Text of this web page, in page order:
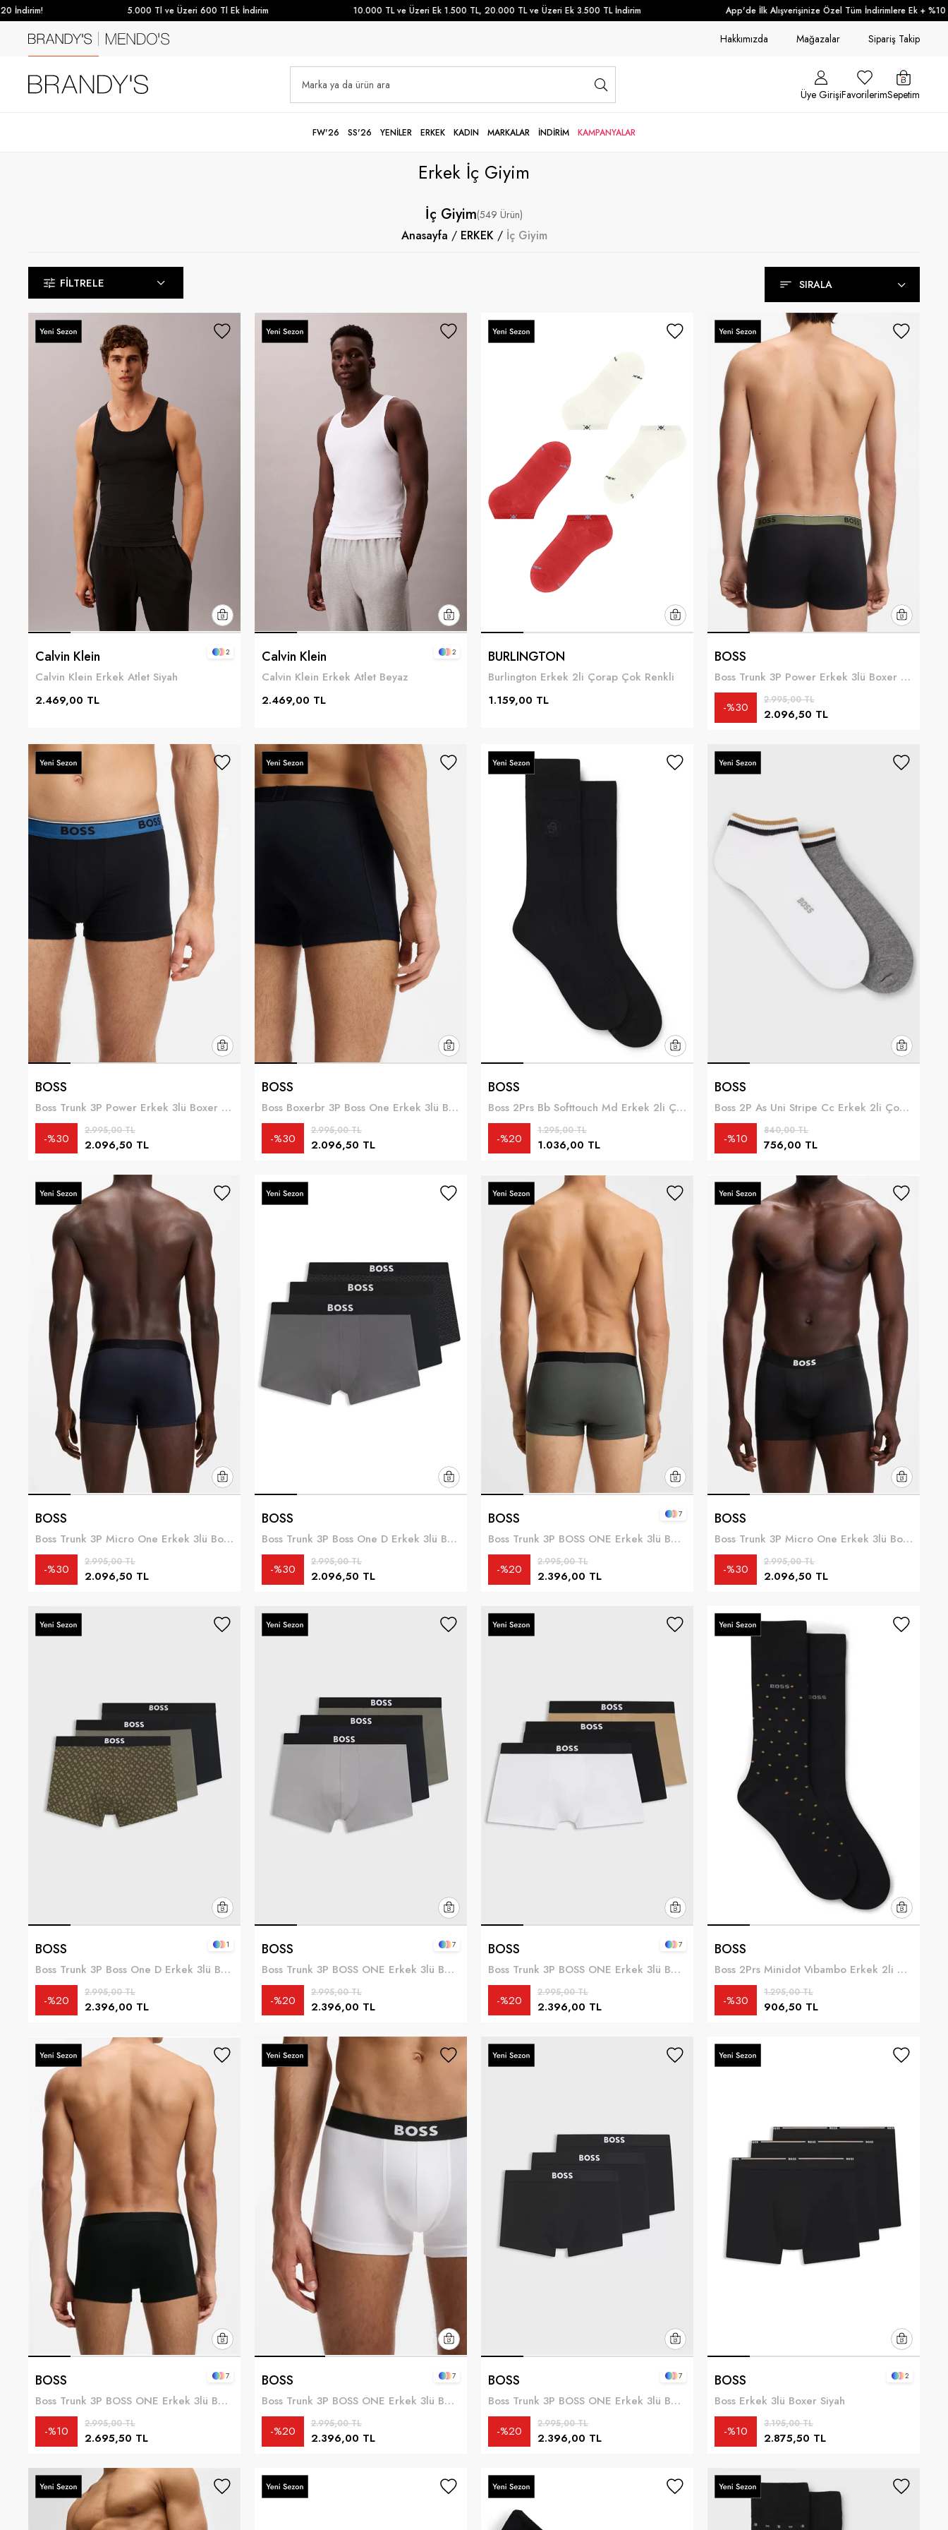
5.000 Tl ve Üzeri 600 Tl Ek İndirim 10.000 TL ve Üzeri Ek 1.500 TL, 20.000 TL ve Üzeri Ek 3.500 TL İndirim App'de İlk Alışverişinize Özel Tüm İndirimlere Ek + %10 İndirim!
Hakkımızda Mağazalar Sipariş Takip
Üye GirişiFavorilerimSepetim
FW'26 SS'26 YENİLER ERKEK KADIN MARKALAR İNDİRİM KAMPANYALAR
Erkek İç Giyim
İç Giyim 549
Anasayfa ERKEK İç Giyim
FILTRELE SIRALA
Sırala
Artan Fiyat
Yeni Gelenler
En Çok Satanlar
İndirim Oranına Göre
İndirim Oranına Göre (Artan)
Calvin Klein
Calvin Klein Erkek Atlet Siyah
2.469,00 TL
2 Calvin Klein
Calvin Klein Erkek Atlet Beyaz
2.469,00 TL
2 BURLINGTON
Burlington Erkek 2li Çorap Çok Renkli
1.159,00 TL
BOSS
Boss Trunk 3P Power Erkek 3lü Boxer Siyah
2.096,50 TL
2.995,00 TL
%30
BOSS
Boss Trunk 3P Power Erkek 3lü Boxer Siyah
2.096,50 TL
2.995,00 TL
%30
BOSS
Boss Boxerbr 3P Boss One Erkek 3lü Boxer Çok Renkli
2.096,50 TL
2.995,00 TL
%30
BOSS
Boss 2Prs Bb Softtouch Md Erkek 2li Çorap Siyah
1.036,00 TL
1.295,00 TL
%20
BOSS
Boss 2P As Uni Stripe Cc Erkek 2li Çorap Gümüş
756,00 TL
840,00 TL
%10
BOSS
Boss Trunk 3P Micro One Erkek 3lü Boxer Çok Renkli
2.096,50 TL
2.995,00 TL
%30
BOSS
Boss Trunk 3P Boss One D Erkek 3lü Boxer
2.096,50 TL
2.995,00 TL
%30
BOSS
Boss Trunk 3P BOSS ONE Erkek 3lü Boxer Siyah
2.396,00 TL
2.995,00 TL
%20
7 BOSS
Boss Trunk 3P Micro One Erkek 3lü Boxer Siyah
2.096,50 TL
2.995,00 TL
%30
BOSS
Boss Trunk 3P Boss One D Erkek 3lü Boxer Çok Renkli
2.396,00 TL
2.995,00 TL
%20
1 BOSS
Boss Trunk 3P BOSS ONE Erkek 3lü Boxer Çok Renkli
2.396,00 TL
2.995,00 TL
%20
7 BOSS
Boss Trunk 3P BOSS ONE Erkek 3lü Boxer Çok Renkli
2.396,00 TL
2.995,00 TL
%20
7 BOSS
Boss 2Prs Minidot Vıbambo Erkek 2li Çorap Siyah
906,50 TL
1.295,00 TL
%30
BOSS
Boss Trunk 3P BOSS ONE Erkek 3lü Boxer Çok Renkli
2.695,50 TL
2.995,00 TL
%10
7 BOSS
Boss Trunk 3P BOSS ONE Erkek 3lü Boxer Beyaz
2.396,00 TL
2.995,00 TL
%20
7 BOSS
Boss Trunk 3P BOSS ONE Erkek 3lü Boxer Siyah
2.396,00 TL
2.995,00 TL
%20
7 BOSS
Boss Erkek 3lü Boxer Siyah
2.875,50 TL
3.195,00 TL
%10
2